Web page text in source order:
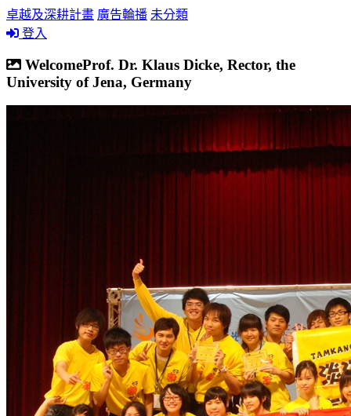
卓越及深耕計畫 廣告輪播 未分類
登入
WelcomeProf. Dr. Klaus Dicke, Rector, the
University of Jena, Germany